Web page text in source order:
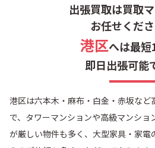
出張買取は買取
お任せくださ
港区へは最
即日出張可能
港区は六本木・麻布・白金・赤坂など
で、タワーマンションや高級マンショ
が厳しい物件も多く、大型家具・家電